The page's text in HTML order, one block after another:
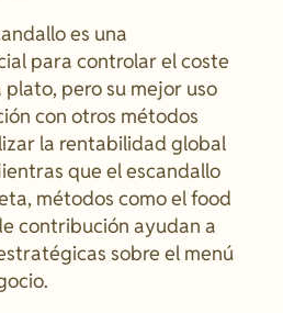
es una
para controlar el coste
pero su mejor uso
con otros métodos
la rentabilidad global
que el escandallo
métodos como el food
contribución ayudan a
sobre el menú